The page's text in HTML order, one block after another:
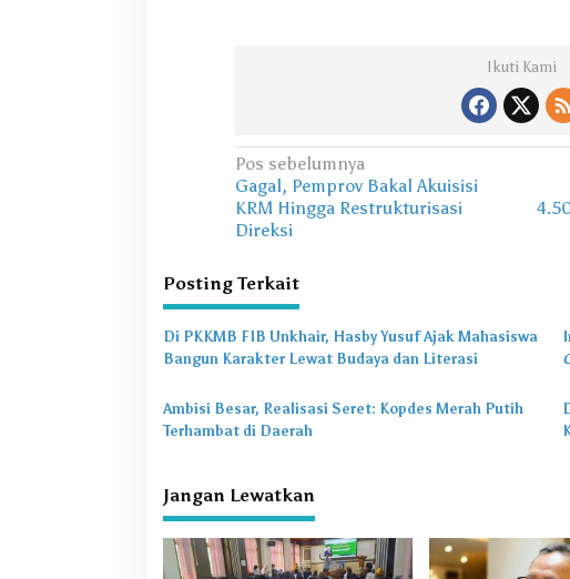
Ikuti Kami
N
a
v
g
a
s
p
s
Pos sebelumnya
Gagal, Pemprov Bakal Akuisisi
KRM Hingga Restrukturisasi
Direksi
Posting Terkait
Di PKKMB FIB Unkhair, Hasby Yusuf Ajak Mahasiswa
Bangun Karakter Lewat Budaya dan Literasi
Ambisi Besar, Realisasi Seret: Kopdes Merah Putih
Terhambat di Daerah
Jangan Lewatkan